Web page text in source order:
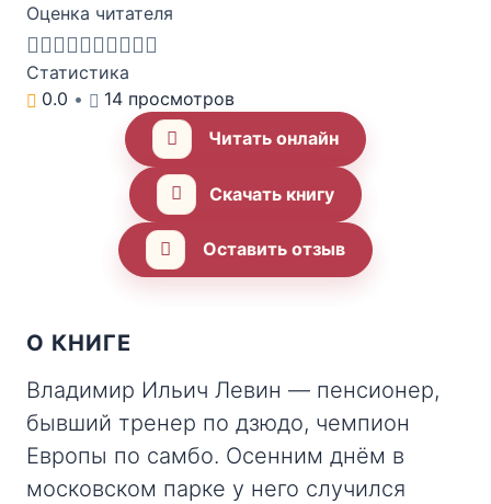
Оценка читателя
Статистика
0.0 •
14 просмотров
Читать онлайн
Скачать книгу
Оставить отзыв
О КНИГЕ
Владимир Ильич Левин — пенсионер,
бывший тренер по дзюдо, чемпион
Европы по самбо. Осенним днём в
московском парке у него случился